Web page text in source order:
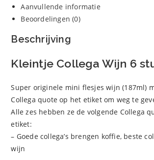
Aanvullende informatie
Beoordelingen (0)
Beschrijving
Kleintje Collega Wijn 6
Super originele mini flesjes wijn (187ml)
Collega quote op het etiket om weg te
Alle zes hebben ze de volgende Collega
etiket:
– Goede collega’s brengen koffie, beste
wijn